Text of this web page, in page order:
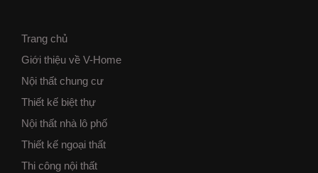
Trang chủ
Giới thiệu về V-Home
Nội thất chung cư
Thiết kế biệt thự
Nội thất nhà lô phố
Thiết kế ngoại thất
Thi công nội thất